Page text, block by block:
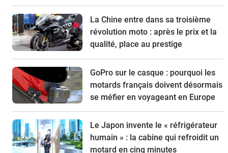
La Chine entre dans sa troisième
révolution moto : après le prix et la
qualité, place au prestige
GoPro sur le casque : pourquoi les
motards français doivent désormais
se méfier en voyageant en Europe
Le Japon invente le « réfrigérateur
humain » : la cabine qui refroidit un
motard en cinq minutes